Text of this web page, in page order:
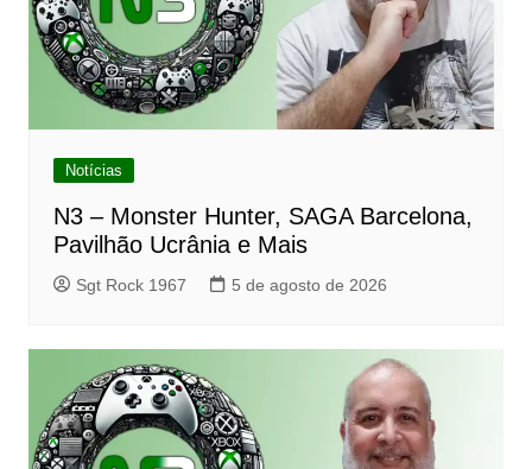
Notícias
N3 – Monster Hunter, SAGA Barcelona,
Pavilhão Ucrânia e Mais
Sgt Rock 1967 5 de agosto de 2026